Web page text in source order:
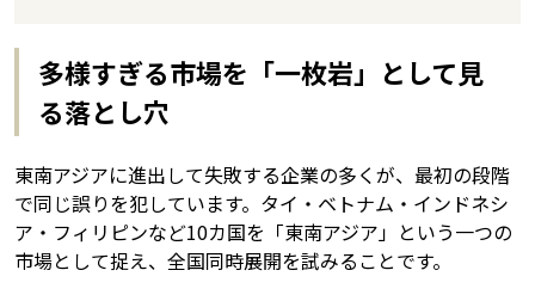
多様すぎる市場を「一枚岩」として見
る落とし穴
東南アジアに進出して失敗する企業の多くが、最初の段階
で同じ誤りを犯しています。タイ・ベトナム・インドネシ
ア・フィリピンなど10カ国を「東南アジア」という一つの
市場として捉え、全国同時展開を試みることです。